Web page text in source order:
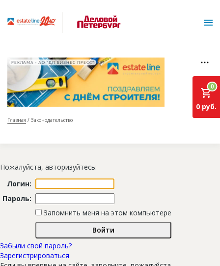
База строящихся объектов
Инвестпроекты
Глоссарий
Платные услуги
РЕКЛАМА • АО "ДП БИЗНЕС ПРЕСС"
Главная Законодательство
0
0 руб.
Пожалуйста, авторизуйтесь:
Логин:
Пароль:
Запомнить меня на этом компьютере
Забыли свой пароль?
Зарегистрироваться